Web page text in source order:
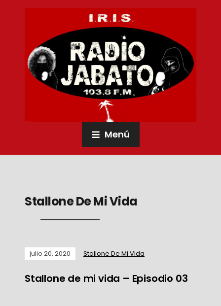
Menú
Stallone De Mi Vida
julio 20, 2020 Stallone De Mi Vida
Stallone de mi vida – Episodio 03